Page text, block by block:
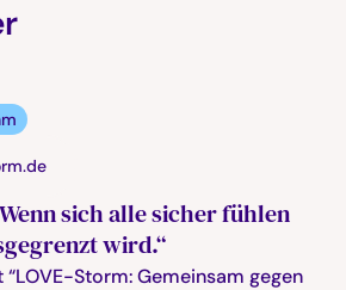
sich alle sicher fühlen
wird.“
Storm: Gemeinsam gegen